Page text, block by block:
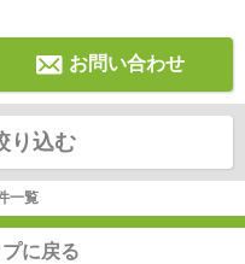
お問い合わせ
り込む
一覧
に戻る